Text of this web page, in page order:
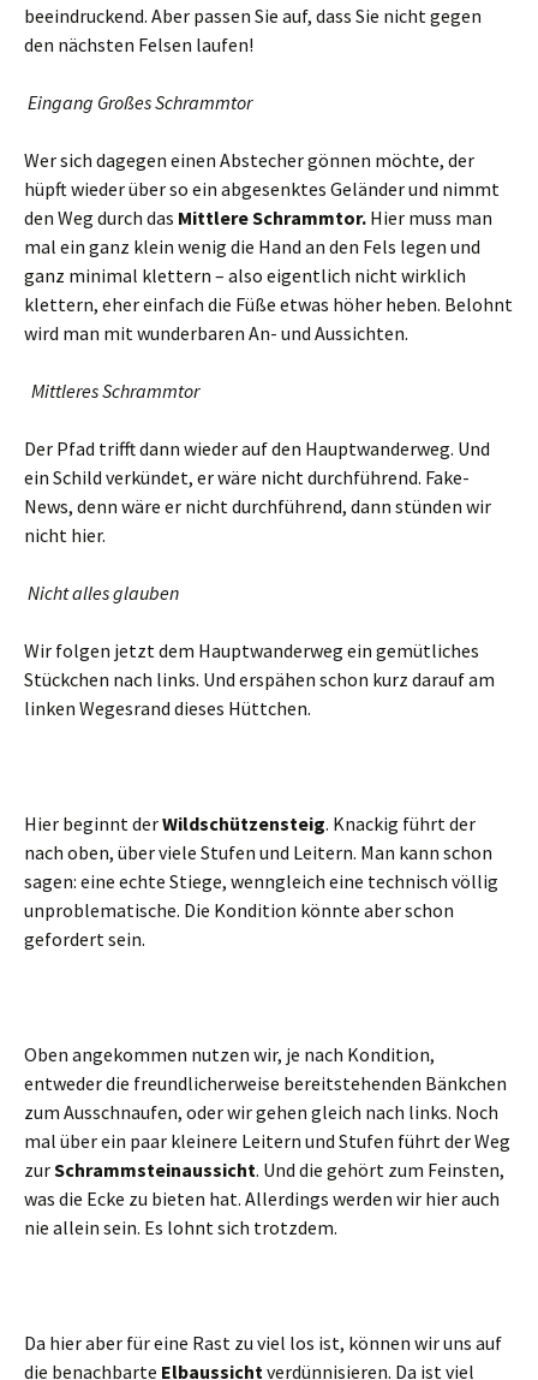
beeindruckend. Aber passen Sie auf, dass Sie nicht gegen
den nächsten Felsen laufen!
Eingang Großes Schrammtor
Wer sich dagegen einen Abstecher gönnen möchte, der
hüpft wieder über so ein abgesenktes Geländer und nimmt
den Weg durch das Mittlere Schrammtor. Hier muss man
mal ein ganz klein wenig die Hand an den Fels legen und
ganz minimal klettern – also eigentlich nicht wirklich
klettern, eher einfach die Füße etwas höher heben. Belohnt
wird man mit wunderbaren An- und Aussichten.
Mittleres Schrammtor
Der Pfad trifft dann wieder auf den Hauptwanderweg. Und
ein Schild verkündet, er wäre nicht durchführend. Fake-
News, denn wäre er nicht durchführend, dann stünden wir
nicht hier.
Nicht alles glauben
Wir folgen jetzt dem Hauptwanderweg ein gemütliches
Stückchen nach links. Und erspähen schon kurz darauf am
linken Wegesrand dieses Hüttchen.
Hier beginnt derWildschützensteig. Knackig führt der
nach oben, über viele Stufen und Leitern. Man kann schon
sagen: eine echte Stiege, wenngleich eine technisch völlig
unproblematische. Die Kondition könnte aber schon
gefordert sein.
Oben angekommen nutzen wir, je nach Kondition,
entweder die freundlicherweise bereitstehenden Bänkchen
zum Ausschnaufen, oder wir gehen gleich nach links. Noch
mal über ein paar kleinere Leitern und Stufen führt der Weg
zurSchrammsteinaussicht. Und die gehört zum Feinsten,
was die Ecke zu bieten hat. Allerdings werden wir hier auch
nie allein sein. Es lohnt sich trotzdem.
Da hier aber für eine Rast zu viel los ist, können wir uns auf
die benachbarte Elbaussichtverdünnisieren. Da ist viel